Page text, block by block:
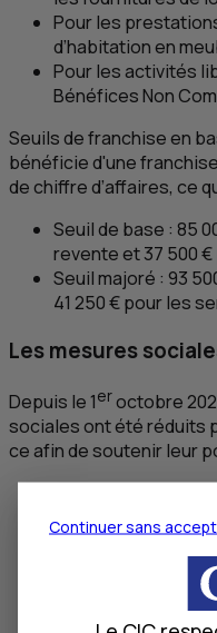
Pour les
d’habitation en
Pour les activités
Bénéfices Non
Seuils de franchise en
bénéficie d'une
de chiffre d’affaires, ce
Seuil de base : 85
revente et 37 500
Seuil majoré : 93
41 250 € pour les
Les mesures
Depuis le 1eroctobre
sociales ont été réduits
ce afin de soutenir leur
12,30%.
Prestations de
Autres prestations
professions
Continuer sans